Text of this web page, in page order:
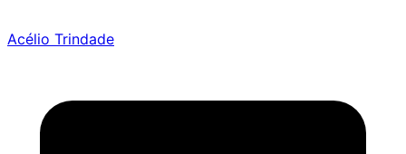
Acélio Trindade